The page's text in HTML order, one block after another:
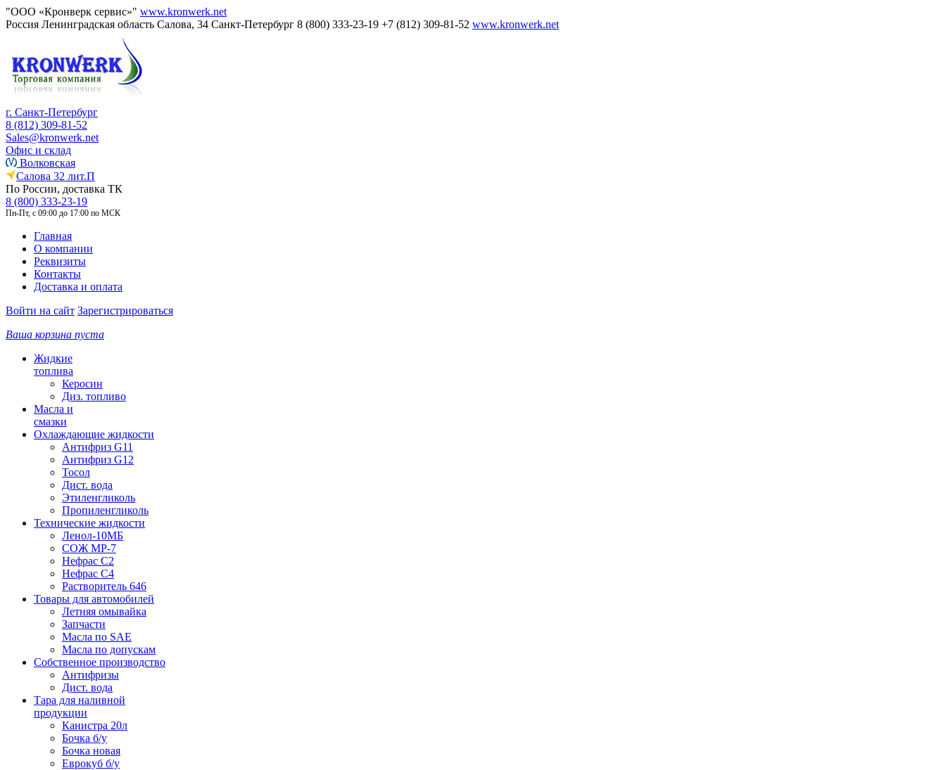
"ООО «Кронверк сервис»" www.kronwerk.net
Россия Ленинградская область Салова, 34 Санкт-Петербург 8 (800) 333-23-19 +7 (812) 309-81-52 www.kronwerk.net
г. Санкт-Петербург
8 (812) 309-81-52
Sales@kronwerk.net
Офис и склад
Волковская
Салова 32 лит.П
По России, доставка ТК
8 (800) 333-23-19
Пн-Пт, с 09:00 до 17:00 по МСК
Главная
О компании
Реквизиты
Контакты
Доставка и оплата
Войти на сайт Зарегистрироваться
Ваша корзина пуста
Жидкие
топлива
Керосин
Диз. топливо
Масла и
смазки
Охлаждающие жидкости
Антифриз G11
Антифриз G12
Тосол
Дист. вода
Этиленгликоль
Пропиленгликоль
Технические жидкости
Ленол-10МБ
СОЖ МР-7
Нефрас С2
Нефрас С4
Растворитель 646
Товары для автомобилей
Летняя омывайка
Запчасти
Масла по SAE
Масла по допускам
Собственное производство
Антифризы
Дист. вода
Тара для наливной
продукции
Канистра 20л
Бочка б/у
Бочка новая
Еврокуб б/у